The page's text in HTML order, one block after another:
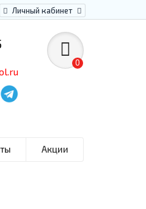
Личный кабинет
0
Акции